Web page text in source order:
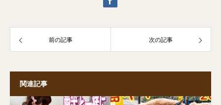
前の記事 次の記事
関連記事